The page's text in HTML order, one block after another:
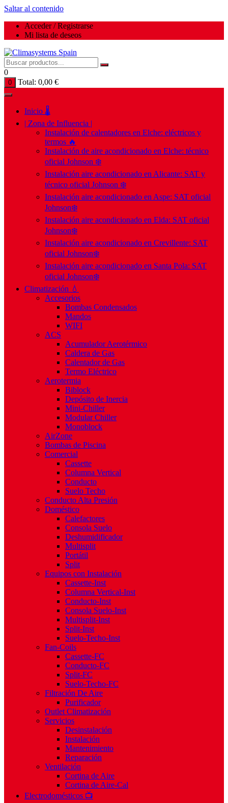
Saltar al contenido
Acceder / Registrarse
Mi lista de deseos
0
0 Total: 0,00 €
Inicio 🌡️
| Zona de Influencia |
Instalación de calentadores en Elche: eléctricos y
termos 🔥
Instalación de aire acondicionado en Elche: técnico
oficial Johnson ❄️
Instalación aire acondicionado en Alicante: SAT y
técnico oficial Johnson ❄️
Instalación aire acondicionado en Aspe: SAT oficial
Johnson❄️
Instalación aire acondicionado en Elda: SAT oficial
Johnson❄️
Instalación aire acondicionado en Crevillente: SAT
oficial Johnson❄️
Instalación aire acondicionado en Santa Pola: SAT
oficial Johnson❄️
Climatización 💧
Accesorios
Bombas Condensados
Mandos
WIFI
ACS
Acumulador Aerotérmico
Caldera de Gas
Calentador de Gas
Termo Eléctrico
Aerotermia
Biblock
Depósito de Inercia
Mini-Chiller
Modular Chiller
Monoblock
AirZone
Bombas de Piscina
Comercial
Cassette
Columna Vertical
Conducto
Suelo Techo
Conducto Alta Presión
Doméstico
Calefactores
Consola Suelo
Deshumidificador
Multisplit
Portátil
Split
Equipos con Instalación
Cassette-Inst
Columna Vertical-Inst
Conducto-Inst
Consola Suelo-Inst
Multisplit-Inst
Split-Inst
Suelo-Techo-Inst
Fan-Coils
Cassette-FC
Conducto-FC
Split-FC
Suelo-Techo-FC
Filtración De Aire
Purificador
Outlet Climatización
Servicios
Desinstalación
Instalación
Mantenimiento
Reparación
Ventilación
Cortina de Aire
Cortina de Aire-Cal
Electrodomésticos 📺